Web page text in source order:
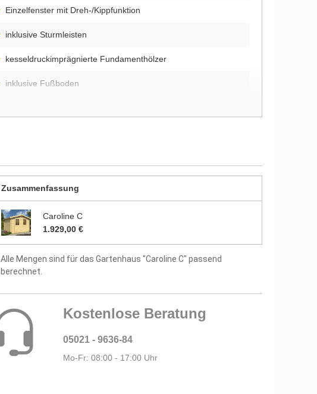
Einzelfenster mit Dreh-/Kippfunktion
inklusive Sturmleisten
kesseldruckimprägnierte Fundamenthölzer
inklusive Fußboden
enthalten
5 Jahre Herstellergarantie
Zusammenfassung
Caroline C
1.929,00 €
Alle Mengen sind für das Gartenhaus "Caroline C" passend
berechnet.
Kostenlose Beratung
05021 - 9636-84
Mo-Fr: 08:00 - 17:00 Uhr